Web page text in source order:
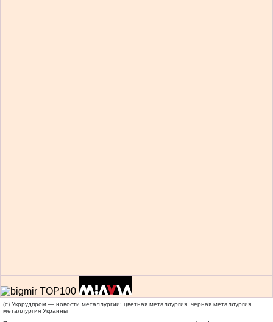
(c) Укррудпром — новости металлургии: цветная металлургия, черная металлургия,
металлургия Украины